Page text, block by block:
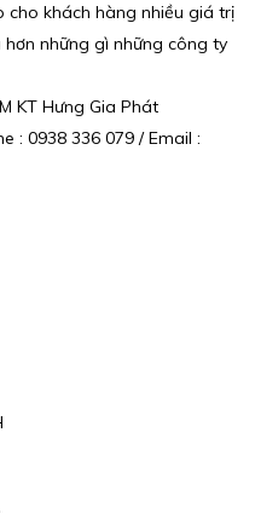
cho khách hàng nhiều giá trị
những gì những công ty
KT Hưng Gia Phát
: 0938 336 079 / Email :